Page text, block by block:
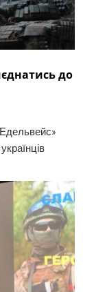
до